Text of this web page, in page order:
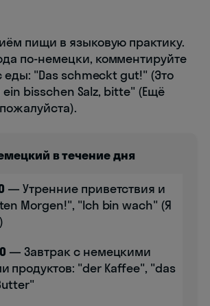
пищи в языковую практику.
по-немецки, комментируйте
еды: "Das schmeckt gut!" (Это
ein bisschen Salz, bitte" (Ещё
в течение дня
— Утренние приветствия и
Morgen!", "Ich bin wach" (Я
— Завтрак с немецкими
продуктов: "der Kaffee", "das